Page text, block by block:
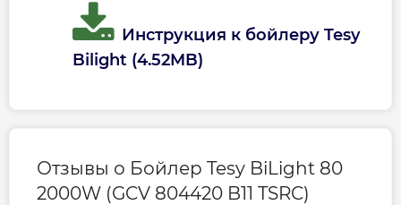
Габариты с уп. (ВхШхГ), мм
Гарантия на электрическую часть 2 года
Гарантия производителя, мес
Инструкция к бойлеру Tesy
Bilight (4.52MB)
Отзывы о Бойлер Tesy BiLight 80
2000W (GCV 804420 B11 TSRC)